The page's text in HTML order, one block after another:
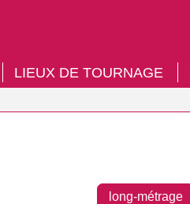
LIEUX DE TOURNAGE
long-métrage